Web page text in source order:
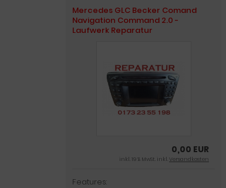
Mercedes GLC Becker Comand
Navigation Command 2.0 -
Laufwerk Reparatur
0,00 EUR
inkl. 19 % MwSt. inkl.Versandkosten
Features: